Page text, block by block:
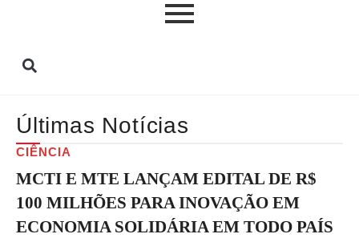
Últimas Notícias
CIÊNCIA
MCTI E MTE LANÇAM EDITAL DE R$
100 MILHÕES PARA INOVAÇÃO EM
ECONOMIA SOLIDÁRIA EM TODO PAÍS